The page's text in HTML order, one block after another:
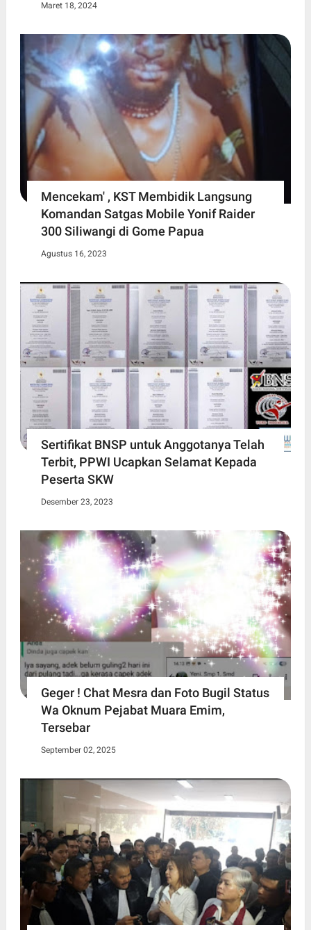
Maret 18, 2024
Mencekam' , KST Membidik Langsung
Komandan Satgas Mobile Yonif Raider
300 Siliwangi di Gome Papua
Agustus 16, 2023
Sertifikat BNSP untuk Anggotanya Telah
Terbit, PPWI Ucapkan Selamat Kepada
Peserta SKW
Desember 23, 2023
Geger ! Chat Mesra dan Foto Bugil Status
Wa Oknum Pejabat Muara Emim,
Tersebar
September 02, 2025